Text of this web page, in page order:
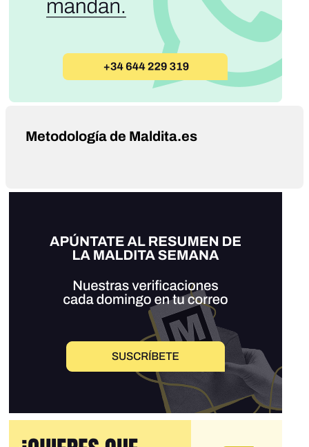
Metodología de Maldita.es